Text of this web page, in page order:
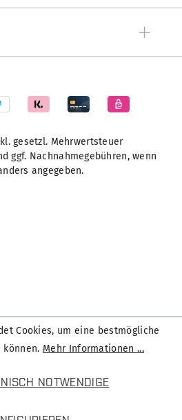
gesetzl. Mehrwertsteuer
ggf. Nachnahmegebühren, wenn
angegeben.
Cookies, um eine bestmögliche
können. Mehr Informationen ...
NOTWENDIGE